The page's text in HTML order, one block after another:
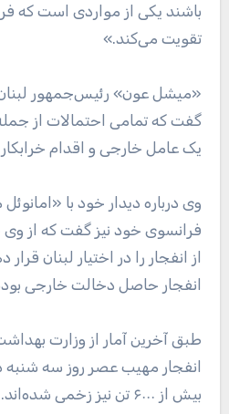
باشند یکی از مواردی است که
تقویت می‌کند.»
«میشل عون» رئیس‌جمهور
گفت که تمامی احتمالات از
یک عامل خارجی و اقدام
وی درباره دیدار خود با
فرانسوی خود نیز گفت که از وی
از انفجار را در اختیار لبنان
انفجار حاصل دخالت خارجی
طبق آخرین آمار از وزارت بهداشت
بیش از ۶۰۰۰ تن نیز زخمی شده‌اند.